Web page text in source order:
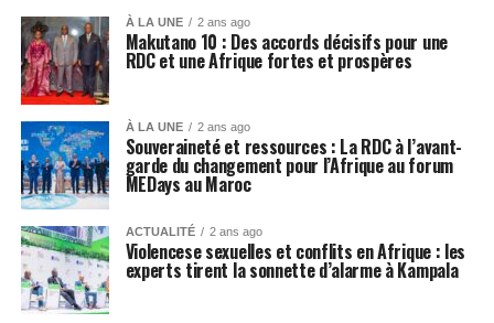
À LA UNE 2 ans ago
Makutano 10 : Des accords décisifs pour une
RDC et une Afrique fortes et prospères
À LA UNE 2 ans ago
Souveraineté et ressources : La RDC à l’avant-
garde du changement pour l’Afrique au forum
MEDays au Maroc
ACTUALITÉ 2 ans ago
Violencese sexuelles et conflits en Afrique : les
experts tirent la sonnette d’alarme à Kampala